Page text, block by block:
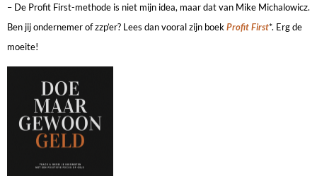
– De Profit First-methode is niet mijn idea, maar dat van Mike Michalowicz.
Ben jij ondernemer of zzp’er? Lees dan vooral zijn boekProfit First*. Erg de
moeite!